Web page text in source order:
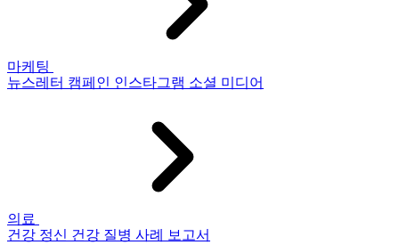
마케팅
뉴스레터 캠페인 인스타그램 소셜 미디어
의료
건강 정신 건강 질병 사례 보고서